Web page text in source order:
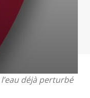
déjà perturbé